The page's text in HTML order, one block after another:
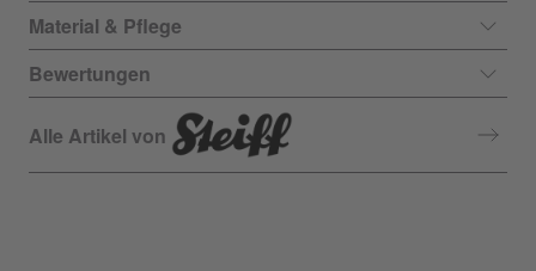
Material & Pflege
Bewertungen
Alle Artikel von